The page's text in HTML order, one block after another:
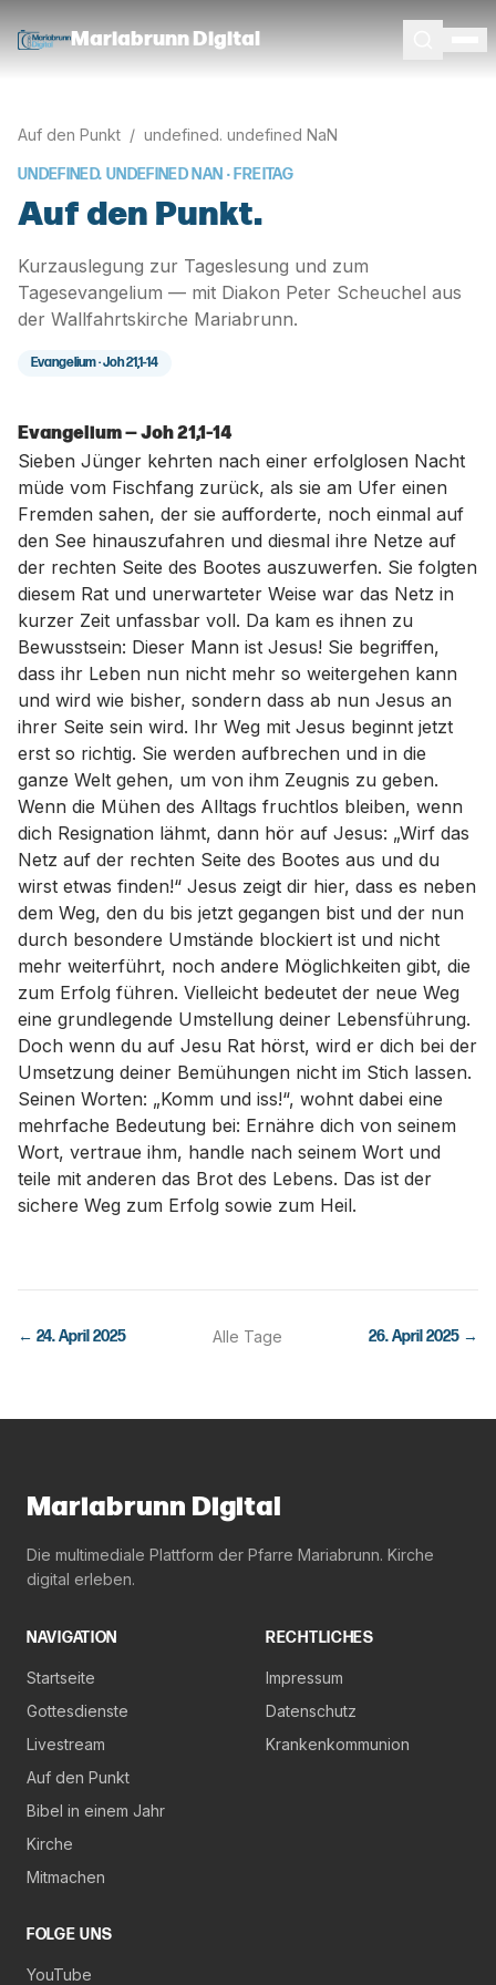
Mariabrunn Digital
Auf den Punkt / undefined. undefined NaN
UNDEFINED. UNDEFINED NAN · FREITAG
Auf den Punkt.
Kurzauslegung zur Tageslesung und zum
Tagesevangelium — mit Diakon Peter Scheuchel aus
der Wallfahrtskirche Mariabrunn.
Evangelium ·Joh 21,1-14
Evangelium — Joh 21,1-14
Sieben Jünger kehrten nach einer erfolglosen Nacht
müde vom Fischfang zurück, als sie am Ufer einen
Fremden sahen, der sie aufforderte, noch einmal auf
den See hinauszufahren und diesmal ihre Netze auf
der rechten Seite des Bootes auszuwerfen. Sie folgten
diesem Rat und unerwarteter Weise war das Netz in
kurzer Zeit unfassbar voll. Da kam es ihnen zu
Bewusstsein: Dieser Mann ist Jesus! Sie begriffen,
dass ihr Leben nun nicht mehr so weitergehen kann
und wird wie bisher, sondern dass ab nun Jesus an
ihrer Seite sein wird. Ihr Weg mit Jesus beginnt jetzt
erst so richtig. Sie werden aufbrechen und in die
ganze Welt gehen, um von ihm Zeugnis zu geben.
Wenn die Mühen des Alltags fruchtlos bleiben, wenn
dich Resignation lähmt, dann hör auf Jesus: „Wirf das
Netz auf der rechten Seite des Bootes aus und du
wirst etwas finden!“ Jesus zeigt dir hier, dass es neben
dem Weg, den du bis jetzt gegangen bist und der nun
durch besondere Umstände blockiert ist und nicht
mehr weiterführt, noch andere Möglichkeiten gibt, die
zum Erfolg führen. Vielleicht bedeutet der neue Weg
eine grundlegende Umstellung deiner Lebensführung.
Doch wenn du auf Jesu Rat hörst, wird er dich bei der
Umsetzung deiner Bemühungen nicht im Stich lassen.
Seinen Worten: „Komm und iss!“, wohnt dabei eine
mehrfache Bedeutung bei: Ernähre dich von seinem
Wort, vertraue ihm, handle nach seinem Wort und
teile mit anderen das Brot des Lebens. Das ist der
sichere Weg zum Erfolg sowie zum Heil.
← 24. April 2025 Alle Tage 26. April 2025 →
Mariabrunn Digital
Die multimediale Plattform der Pfarre Mariabrunn. Kirche
digital erleben.
NAVIGATION
Startseite
Gottesdienste
Livestream
Auf den Punkt
Bibel in einem Jahr
Kirche
Mitmachen
RECHTLICHES
Impressum
Datenschutz
Krankenkommunion
FOLGE UNS
YouTube